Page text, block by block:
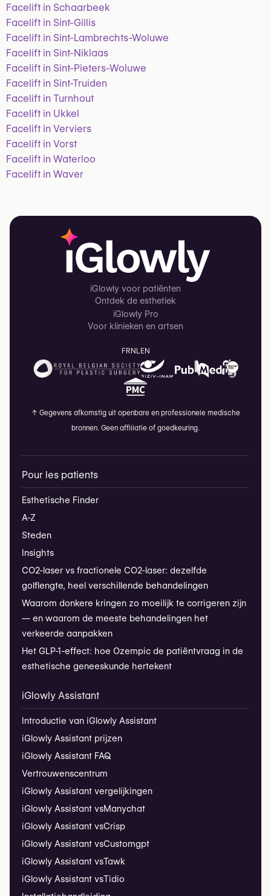
Facelift in Schaarbeek
Facelift in Sint-Gillis
Facelift in Sint-Lambrechts-Woluwe
Facelift in Sint-Niklaas
Facelift in Sint-Pieters-Woluwe
Facelift in Sint-Truiden
Facelift in Turnhout
Facelift in Ukkel
Facelift in Verviers
Facelift in Vorst
Facelift in Waterloo
Facelift in Waver
iGlowly voor patiënten
Ontdek de esthetiek
iGlowly Pro
Voor klinieken en artsen
FRNLEN
↑ Gegevens afkomstig uit openbare en professionele medische
bronnen. Geen affiliatie of goedkeuring.
Pour les patients
Esthetische Finder
A-Z
Steden
Insights
CO2-laser vs fractionele CO2-laser: dezelfde
golflengte, heel verschillende behandelingen
Waarom donkere kringen zo moeilijk te corrigeren zijn
— en waarom de meeste behandelingen het
verkeerde aanpakken
Het GLP-1-effect: hoe Ozempic de patiëntvraag in de
esthetische geneeskunde hertekent
iGlowly Assistant
Introductie van iGlowly Assistant
iGlowly Assistant prijzen
iGlowly Assistant FAQ
Vertrouwenscentrum
iGlowly Assistant vergelijkingen
iGlowly Assistant vsManychat
iGlowly Assistant vsCrisp
iGlowly Assistant vsCustomgpt
iGlowly Assistant vsTawk
iGlowly Assistant vsTidio